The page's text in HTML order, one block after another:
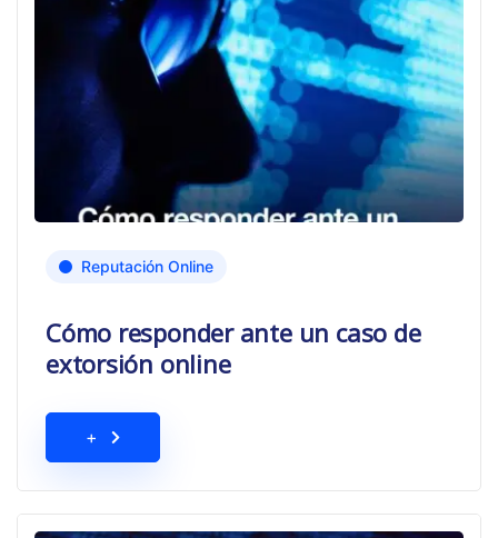
Reputación Online
Cómo responder ante un caso de
extorsión online
+